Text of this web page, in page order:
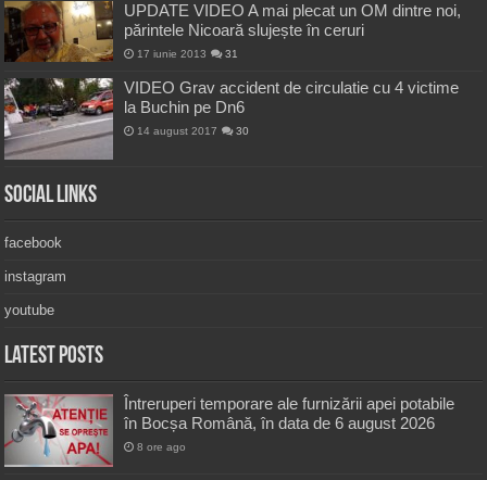
UPDATE VIDEO A mai plecat un OM dintre noi,
părintele Nicoară slujește în ceruri
17 iunie 2013 31
VIDEO Grav accident de circulatie cu 4 victime
la Buchin pe Dn6
14 august 2017 30
Social Links
facebook
instagram
youtube
Latest Posts
Întreruperi temporare ale furnizării apei potabile
în Bocșa Română, în data de 6 august 2026
8 ore ago